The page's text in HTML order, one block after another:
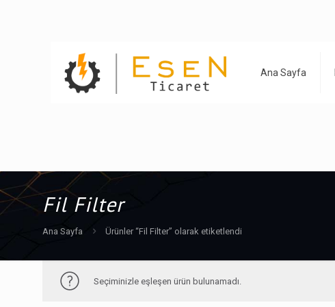
Ana Sayfa
Fil Filter
Ana Sayfa Ürünler “Fil Filter” olarak etiketlendi
Seçiminizle eşleşen ürün bulunamadı.